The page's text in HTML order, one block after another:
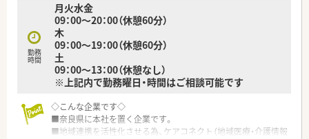
勤務
時間
月火水金
09：00～20：00（休憩60分）
木
09：00～19：00（休憩60分）
土
09：00～13：00（休憩なし）
※上記内で勤務曜日・時間はご相談可能です
◇こんな企業です◇
■奈良県に本社を置く企業です。
■地域連携を活性化させる為、ケアコネクト（地域医療・介護情報